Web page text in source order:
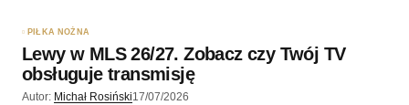
PIŁKA NOŻNA
Lewy w MLS 26/27. Zobacz czy Twój TV
obsługuje transmisję
Autor: Michał Rosiński17/07/2026